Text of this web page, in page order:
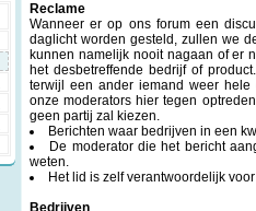
Reclame
Wanneer er op ons forum een
daglicht worden gesteld, zullen we
kunnen namelijk nooit nagaan of er
het desbetreffende bedrijf of
terwijl een ander iemand weer hele
onze moderators hier tegen
geen partij zal kiezen.
Berichten waar bedrijven in een
De moderator die het bericht
weten.
Het lid is zelf verantwoordelijk
Bedrijven